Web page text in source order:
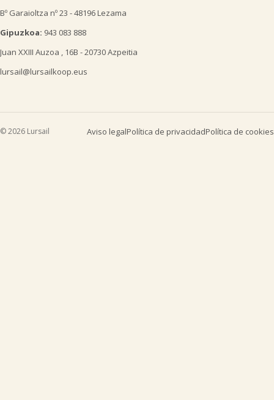
Bº Garaioltza nº 23 - 48196 Lezama
Gipuzkoa: 943 083 888
Juan XXIII Auzoa , 16B - 20730 Azpeitia
lursail@lursailkoop.eus
© 2026 Lursail Aviso legalPolítica de privacidadPolítica de cookies